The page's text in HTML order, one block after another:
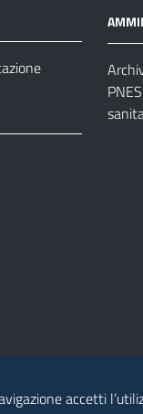
accetti